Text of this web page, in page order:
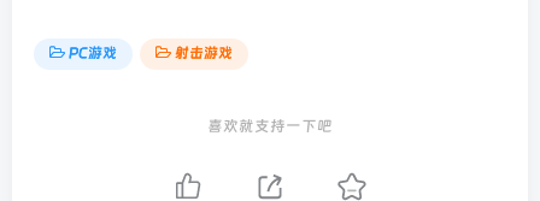
PC游戏 射击游戏
喜欢就支持一下吧